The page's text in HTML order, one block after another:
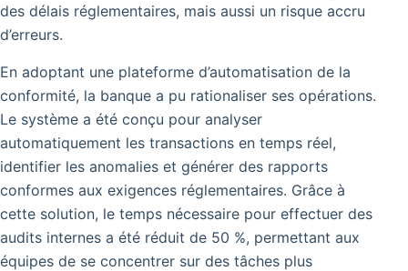
des délais réglementaires, mais aussi un risque accru
d’erreurs.
En adoptant une plateforme d’automatisation de la
conformité, la banque a pu rationaliser ses opérations.
Le système a été conçu pour analyser
automatiquement les transactions en temps réel,
identifier les anomalies et générer des rapports
conformes aux exigences réglementaires. Grâce à
cette solution, le temps nécessaire pour effectuer des
audits internes a été réduit de 50 %, permettant aux
équipes de se concentrer sur des tâches plus